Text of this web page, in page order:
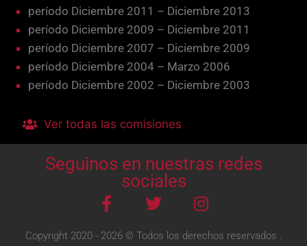
período Diciembre 2011 – Diciembre 2013
período Diciembre 2009 – Diciembre 2011
período Diciembre 2007 – Diciembre 2009
período Diciembre 2004 – Marzo 2006
período Diciembre 2002 – Diciembre 2003
Ver todas las comisiones
Seguinos en nuestras redes
sociales
Copyright 2020 - 2026 © Todos los derechos reservados .